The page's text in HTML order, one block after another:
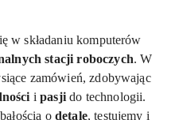
w składaniu komputerów
stacji roboczych. W
zamówień, zdobywając
ipasjido technologii.
o detale, testujemy i